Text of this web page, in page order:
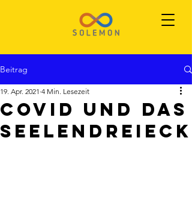
Beitrag
COVID und das
Seelendreieck
19. Apr. 2021 4 Min. Lesezeit